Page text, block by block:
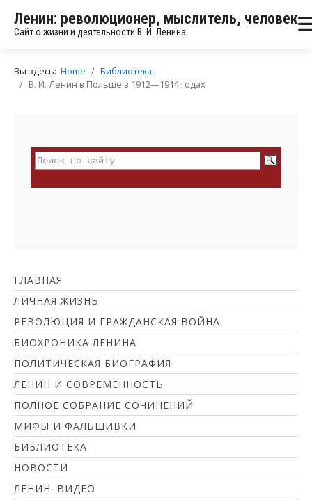
Ленин: революционер, мыслитель, человек
Сайт о жизни и деятельности В. И. Ленина
Вы здесь: Home
Библиотека
В. И. Ленин в Польше в 1912—1914 годах
ГЛАВНАЯ
ЛИЧНАЯ ЖИЗНЬ
РЕВОЛЮЦИЯ И ГРАЖДАНСКАЯ ВОЙНА
БИОХРОНИКА ЛЕНИНА
ПОЛИТИЧЕСКАЯ БИОГРАФИЯ
ЛЕНИН И СОВРЕМЕННОСТЬ
ПОЛНОЕ СОБРАНИЕ СОЧИНЕНИЙ
МИФЫ И ФАЛЬШИВКИ
БИБЛИОТЕКА
НОВОСТИ
ЛЕНИН. ВИДЕО